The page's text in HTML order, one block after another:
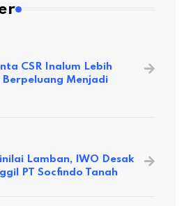
CSR Inalum Lebih
Menjadi
Lamban, IWO Desak
PT Socfindo Tanah